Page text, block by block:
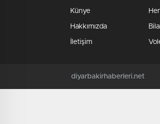
Künye
Hakkımızda
İletişim
diyarbakirhaberleri.net